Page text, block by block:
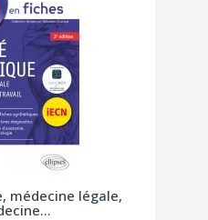
médecine légale,